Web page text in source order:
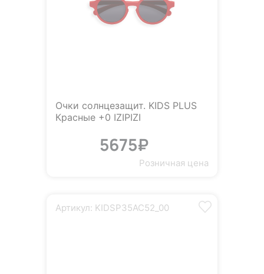
Очки солнцезащит. KIDS PLUS
Красные +0 IZIPIZI
5675₽
Розничная цена
Артикул: KIDSP35AC52_00